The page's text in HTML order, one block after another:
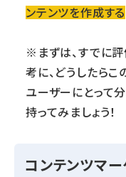
ンテンツを作成する
※まずは、すでに
考に、どうしたら
ユーザーにとって
持ってみましょう！
コンテンツマ